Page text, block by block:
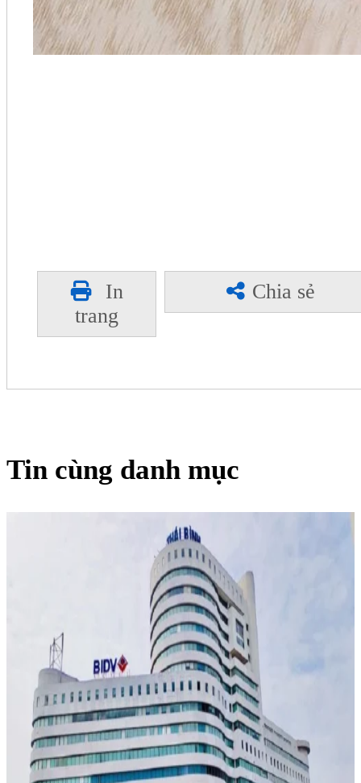
In
trang
Chia sẻ
Tin cùng danh mục